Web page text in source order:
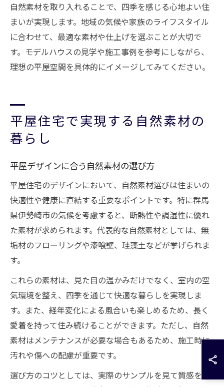
自然素材を取り入れることで、四季を感じる心地よい住
まいが実現します。地域の気候や家族のライフスタイル
に合わせて、最適な素材や仕上げを選ぶことが大切で
す。モデルハウスの見学や施工事例を参考にしながら、
理想の平屋空間を具体的にイメージしてみてください。
平屋住宅で実現する自然素材の
暮らし
平屋デザインに合う自然素材の選び方
平屋住宅のデザインにおいて、自然素材選びは住まいの
快適性や健康に直結する重要なポイントです。特に群馬
県伊勢崎市の気候を考慮すると、断熱性や調湿性に優れ
た素材が求められます。代表的な自然素材としては、無
垢材のフローリングや漆喰壁、珪藻土などが挙げられま
す。
これらの素材は、見た目の温かみだけでなく、室内の空
気環境を整え、四季を通じて快適な暮らしを実現しま
す。また、経年変化による風合いも楽しめるため、長く
愛着を持って住み続けることができます。ただし、自然
素材はメンテナンスが必要な場合もあるため、施工時に
汚れや傷への配慮が重要です。
選び方のコツとしては、実際のサンプルを見て質感を確